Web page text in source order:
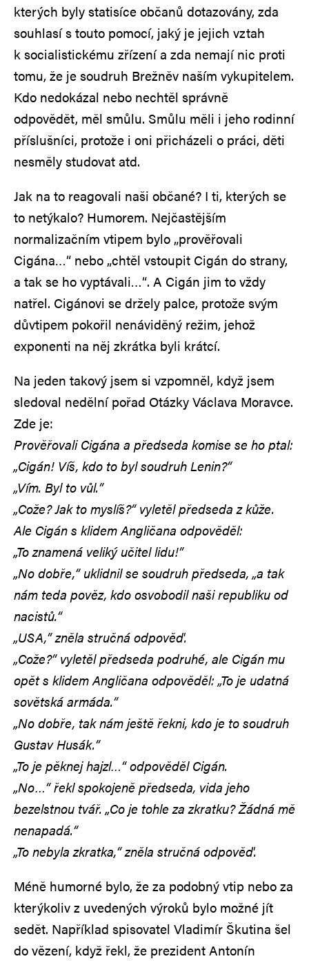
kterých byly statisíce občanů dotazovány, zda
souhlasí s touto pomocí, jaký je jejich vztah
k socialistickému zřízení a zda nemají nic proti
tomu, že je soudruh Brežněv naším vykupitelem.
Kdo nedokázal nebo nechtěl správně
odpovědět, měl smůlu. Smůlu měli i jeho rodinní
příslušníci, protože i oni přicházeli o práci, děti
nesměly studovat atd.
Jak na to reagovali naši občané? I ti, kterých se
to netýkalo? Humorem. Nejčastějším
normalizačním vtipem bylo „prověřovali
Cigána…“ nebo „chtěl vstoupit Cigán do strany,
a tak se ho vyptávali…“. A Cigán jim to vždy
natřel. Cigánovi se držely palce, protože svým
důvtipem pokořil nenáviděný režim, jehož
exponenti na něj zkrátka byli krátcí.
Na jeden takový jsem si vzpomněl, když jsem
sledoval nedělní pořad Otázky Václava Moravce.
Zde je:
Prověřovali Cigána a předseda komise se ho ptal:
„Cigán! Víš, kdo to byl soudruh Lenin?“
„Vím. Byl to vůl.“
„Cože? Jak to myslíš?“ vyletěl předseda z kůže.
Ale Cigán s klidem Angličana odpověděl:
„To znamená veliký učitel lidu!“
„No dobře,“ uklidnil se soudruh předseda, „a tak
nám teda pověz, kdo osvobodil naši republiku od
nacistů.“
„USA,“ zněla stručná odpověď.
„Cože?“ vyletěl předseda podruhé, ale Cigán mu
opět s klidem Angličana odpověděl: „To je udatná
sovětská armáda.“
„No dobře, tak nám ještě řekni, kdo je to soudruh
Gustav Husák.“
„To je pěknej hajzl…“ odpověděl Cigán.
„No…“ řekl spokojeně předseda, vida jeho
bezelstnou tvář. „Co je tohle za zkratku? Žádná mě
nenapadá.“
„To nebyla zkratka,“ zněla stručná odpověď.
Méně humorné bylo, že za podobný vtip nebo za
kterýkoliv z uvedených výroků bylo možné jít
sedět. Například spisovatel Vladimír Škutina šel
do vězení, když řekl, že prezident Antonín